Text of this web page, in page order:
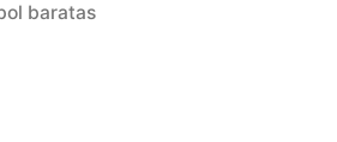
baratas